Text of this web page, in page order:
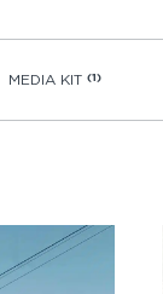
MEDIA KIT (1)